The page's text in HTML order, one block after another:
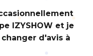
IZYSHOW et je
d'avis à